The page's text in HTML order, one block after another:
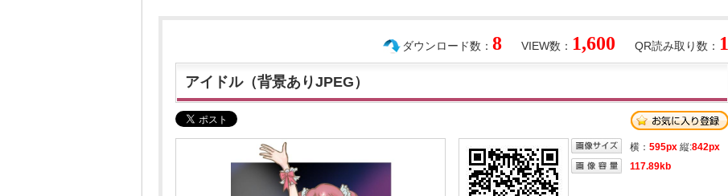
QR読み取り数： 1
VIEW数： 1,600
ダウンロード数： 8
アイドル（背景ありJPEG）
横： 595px 縦:842px
117.89kb